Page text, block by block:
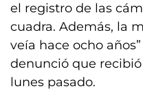
el registro de las
cuadra. Además, la
veía hace ocho
denunció que
lunes pasado.